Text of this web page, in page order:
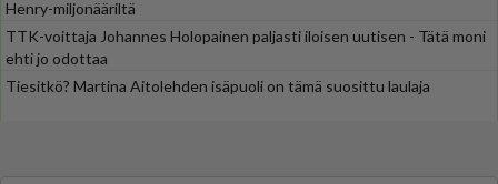
Henry-miljonääriltä
TTK-voittaja Johannes Holopainen paljasti iloisen uutisen - Tätä moni
ehti jo odottaa
Tiesitkö? Martina Aitolehden isäpuoli on tämä suosittu laulaja